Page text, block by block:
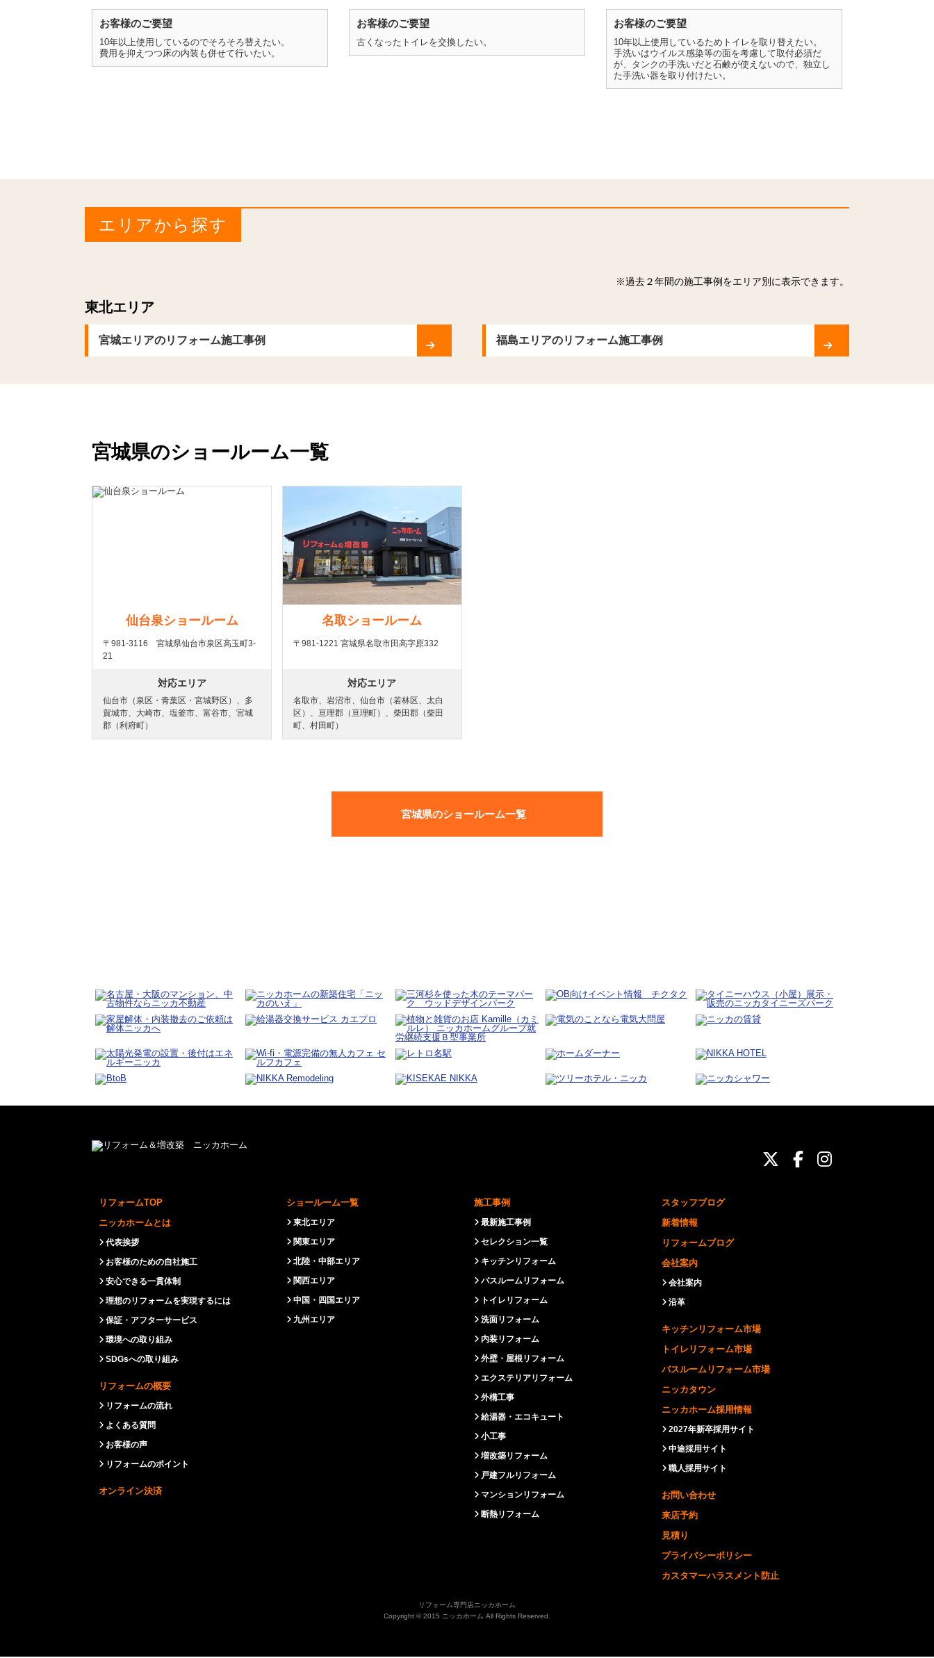
お客様のご要望
10年以上使用しているのでそろそろ替えたい。
費用を抑えつつ床の内装も併せて行いたい。
お客様のご要望
古くなったトイレを交換したい。
お客様のご要望
10年以上使用しているためトイレを取り替えたい。
手洗いはウイルス感染等の面を考慮して取付必須だ
が、タンクの手洗いだと石鹸が使えないので、独立し
た手洗い器を取り付けたい。
エリアから探す
※過去２年間の施工事例をエリア別に表示できます。
東北エリア
宮城エリアのリフォーム施工事例 福島エリアのリフォーム施工事例
宮城県のショールーム一覧
仙台泉ショールーム
〒981-3116 宮城県仙台市泉区高玉町3-
21
対応エリア
仙台市（泉区・青葉区・宮城野区）、多
賀城市、大崎市、塩釜市、富谷市、宮城
郡（利府町）
名取ショールーム
〒981-1221 宮城県名取市田高字原332
対応エリア
名取市、岩沼市、仙台市（若林区、太白
区）、亘理郡（亘理町）、柴田郡（柴田
町、村田町）
宮城県のショールーム一覧
ニッカホーム公式
ニッカホーム公
ニッカホー
リフォームTOP
ニッカホームとは
代表挨拶
お客様のための自社施工
安心できる一貫体制
理想のリフォームを実現するには
保証・アフターサービス
環境への取り組み
SDGsへの取り組み
リフォームの概要
リフォームの流れ
よくある質問
お客様の声
リフォームのポイント
オンライン決済
ショールーム一覧
東北エリア
関東エリア
北陸・中部エリア
関西エリア
中国・四国エリア
九州エリア
施工事例
最新施工事例
セレクション一覧
キッチンリフォーム
バスルームリフォーム
トイレリフォーム
洗面リフォーム
内装リフォーム
外壁・屋根リフォーム
エクステリアリフォーム
外構工事
給湯器・エコキュート
小工事
増改築リフォーム
戸建フルリフォーム
マンションリフォーム
断熱リフォーム
スタッフブログ
新着情報
リフォームブログ
会社案内
会社案内
沿革
キッチンリフォーム市場
トイレリフォーム市場
バスルームリフォーム市場
ニッカタウン
ニッカホーム採用情報
2027年新卒採用サイト
中途採用サイト
職人採用サイト
お問い合わせ
来店予約
見積り
プライバシーポリシー
カスタマーハラスメント防止
リフォーム専門店ニッカホーム
Copyright © 2015 ニッカホーム All Rights Reserved.